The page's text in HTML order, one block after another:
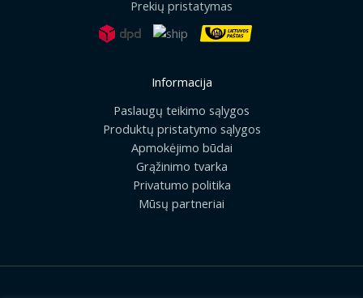
Prekių pristatymas
Informacija
Paslaugų teikimo sąlygos
Produktų pristatymo sąlygos
Apmokėjimo būdai
Grąžinimo tvarka
Privatumo politika
Mūsų partneriai